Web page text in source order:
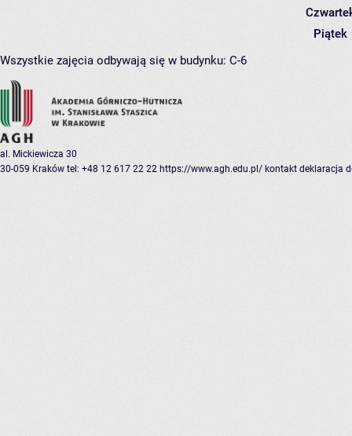
Piątek
Wszystkie zajęcia odbywają się w budynku: C-6
al. Mickiewicza 30
30-059 Kraków tel: +48 12 617 22 22 https://www.agh.edu.pl/ kontakt deklaracja